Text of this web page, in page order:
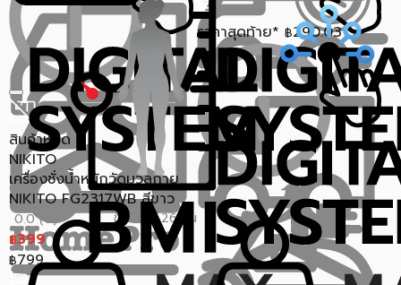
สินค้าหมด
NIKITO
เครื่องชั่งน้ำหนักวัดมวลกาย
NIKITO FG2317WB สีขาว
0.0 (0) ขายแล้ว 26 ชิ้น
฿399
฿799
ราคาสุดท้าย* ฿290.03